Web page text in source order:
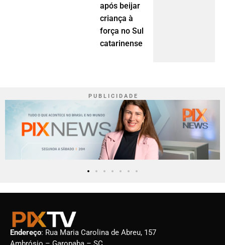
após beijar
criança à
força no Sul
catarinense
P U B L I C I D A D E
Endereço: Rua Maria Carolina de Abreu, 157